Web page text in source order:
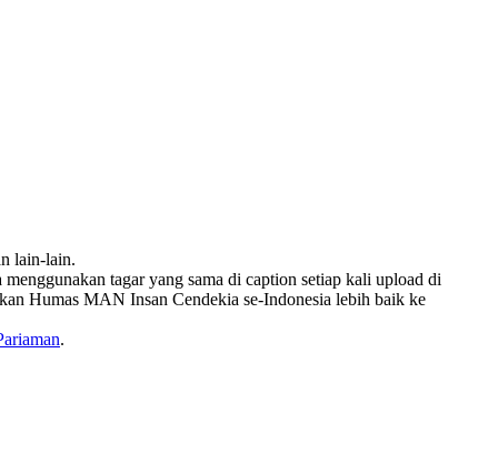
lain-lain.
tagar yang sama di caption setiap kali upload di
Humas MAN Insan Cendekia se-Indonesia lebih baik ke
.